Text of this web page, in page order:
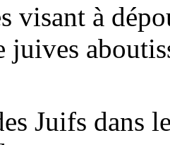
visant à
juives
Juifs dans